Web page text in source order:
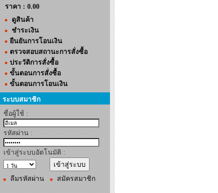
ราคา : 0.00
ดูสินค้า
ชำระเงิน
ยืนยันการโอนเงิน
ตรวจสอบสถานะการสั่งซื้อ
ประวัติการสั่งซื้อ
ขั้นตอนการสั่งซื้อ
ขั้นตอนการโอนเงิน
ระบบสมาชิก
ชื่อผู้ใช้ :
รหัสผ่าน :
เข้าสู่ระบบอัตโนมัติ :
ลืมรหัสผ่าน สมัครสมาชิก